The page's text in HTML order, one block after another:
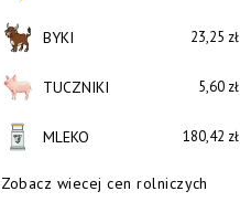
BYKI 23,25 zł
TUCZNIKI 5,60 zł
MLEKO 180,42 zł
Zobacz wiecej cen rolniczych